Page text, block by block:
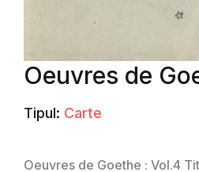
Oeuvres de
Tipul: Carte
Oeuvres de Goethe : Vol.4